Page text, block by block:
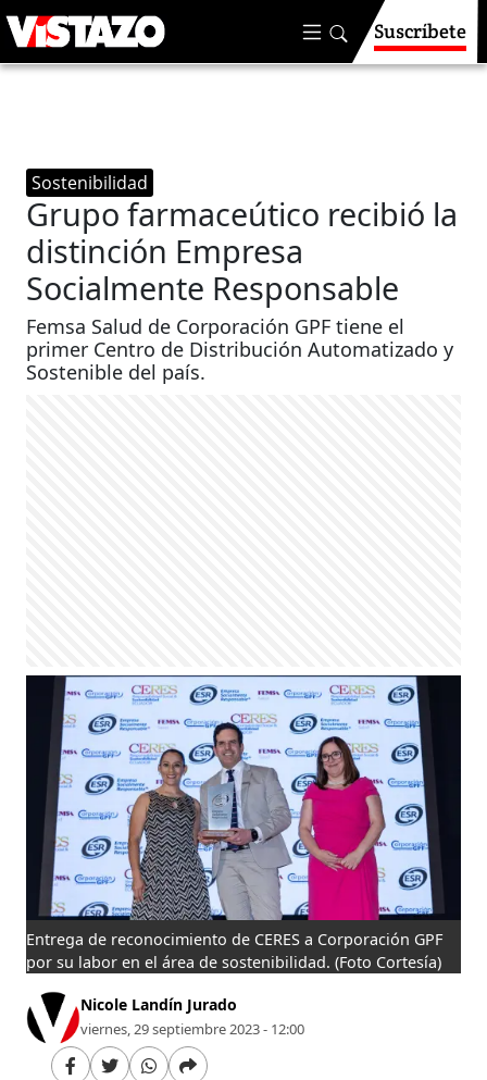
Suscríbete
Sostenibilidad
Grupo farmaceútico recibió la
distinción Empresa
Socialmente Responsable
Femsa Salud de Corporación GPF tiene el
primer Centro de Distribución Automatizado y
Sostenible del país.
Entrega de reconocimiento de CERES a Corporación GPF
por su labor en el área de sostenibilidad. (Foto Cortesía)
Nicole Landín Jurado
viernes, 29 septiembre 2023 - 12:00